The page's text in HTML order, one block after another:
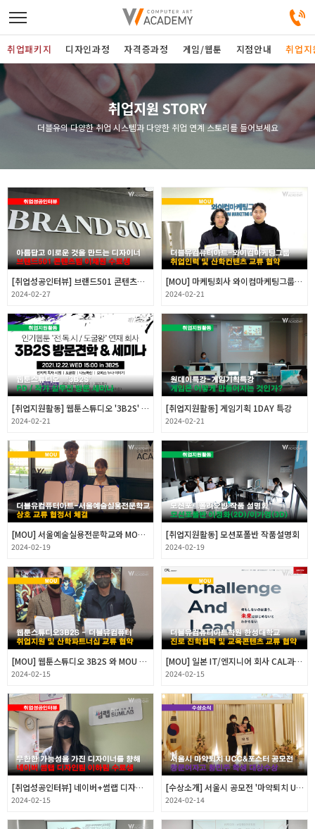
디자인정규과정
디자인단과과정
게임과정
자격증과정
커뮤니티
취업패키지
취업지원센터
고객상담센터
아카데미소개
취업패키지 디자인과정 자격증과정 게임/웹툰 지점안내 취업
취업지원 STORY
더블유의 다양한 취업 시스템과 다양한 취업 연계 스토리를 들어보세요
[취업성공인터뷰] 브랜드501 콘텐츠팀 취업 인터뷰
2024-02-27
[MOU] 마케팅회사 와이컴마케팅그룹과 MOU체결
2024-02-21
[취업지원활동] 웹툰스튜디오 '3B2S' PD/작가 실무진 방문 세미나
2024-02-21
[취업지원활동] 게임기획 1DAY 특강
2024-02-21
[MOU] 서울예술실용전문학교와 MOU체결
2024-02-19
[취업지원활동] 모션포폴반 작품설명회
2024-02-19
[MOU] 웹툰스튜디오 3B2S 와 MOU 체결
2024-02-15
[MOU] 일본 IT/엔지니어 회사 CAL과 MOU 체결
2024-02-15
[취업성공인터뷰] 네이버+썸랩 디자인팀 취업 인터뷰
2024-02-15
[수상소개] 서울시 공모전 '마약퇴치 UCC&포스터' 대상 수상
2024-02-14